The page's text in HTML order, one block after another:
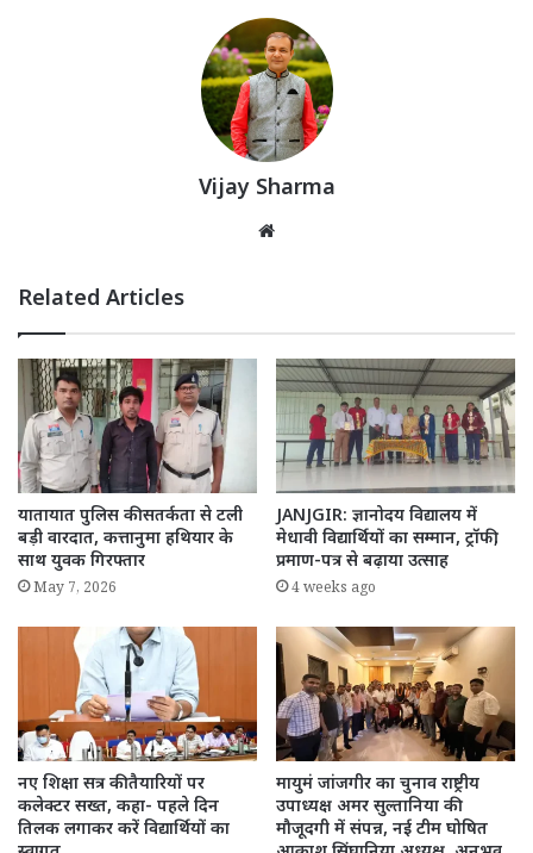
Vijay Sharma
Related Articles
यातायात पुलिस की सतर्कता से टली
बड़ी वारदात, कत्तानुमा हथियार के
साथ युवक गिरफ्तार
May 7, 2026
JANJGIR: ज्ञानोदय विद्यालय में
मेधावी विद्यार्थियों का सम्मान, ट्रॉफी,
प्रमाण-पत्र से बढ़ाया उत्साह
4 weeks ago
नए शिक्षा सत्र की तैयारियों पर
कलेक्टर सख्त, कहा- पहले दिन
तिलक लगाकर करें विद्यार्थियों का
मायुमं जांजगीर का चुनाव राष्ट्रीय
उपाध्यक्ष अमर सुल्तानिया की
मौजूदगी में संपन्न, नई टीम घोषित